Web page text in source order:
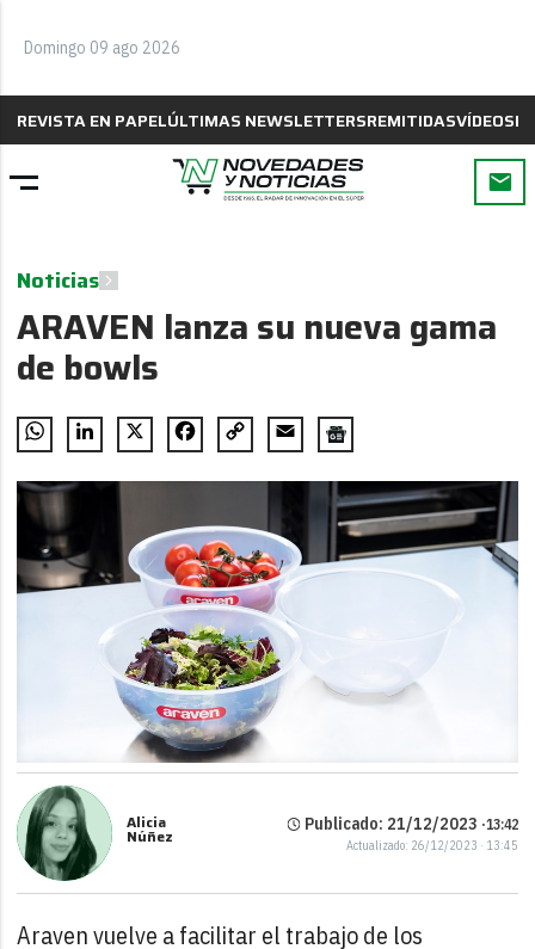
Domingo 09 ago 2026
REVISTA EN PAPELÚLTIMAS NEWSLETTERSREMITIDASVÍDEOS
Noticias
ARAVEN lanza su nueva gama
de bowls
WhatsAppLinkedIn
X FacebookCopy
Email
Alicia
Núñez
Publicado: 21/12/2023 ·13:42
Actualizado: 26/12/2023 · 13:45
Araven vuelve a facilitar el trabajo de los